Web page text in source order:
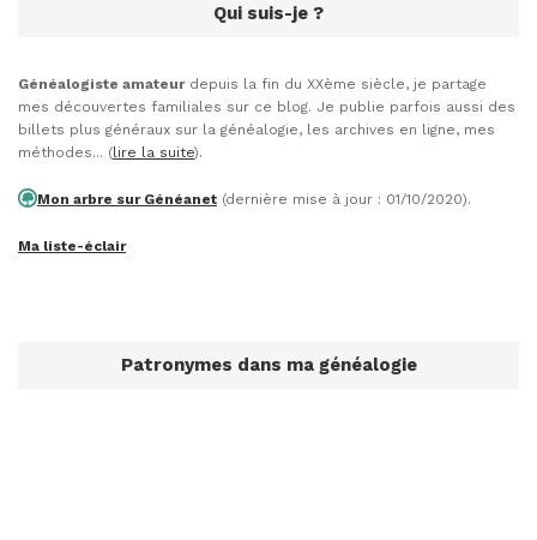
Qui suis-je ?
Généalogiste amateurdepuis la fin du XXème siècle, je partage
mes découvertes familiales sur ce blog. Je publie parfois aussi des
billets plus généraux sur la généalogie, les archives en ligne, mes
méthodes... (lire la suite).
Mon arbre sur Généanet (dernière mise à jour : 01/10/2020).
Ma liste-éclair
Patronymes dans ma généalogie